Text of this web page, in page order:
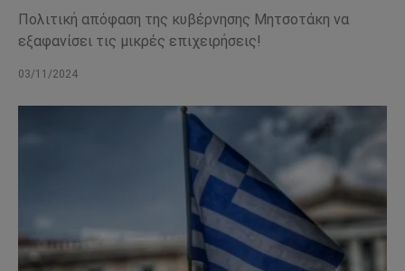
Πολιτική απόφαση της κυβέρνησης Μητσοτάκη να
εξαφανίσει τις μικρές επιχειρήσεις!
03/11/2024